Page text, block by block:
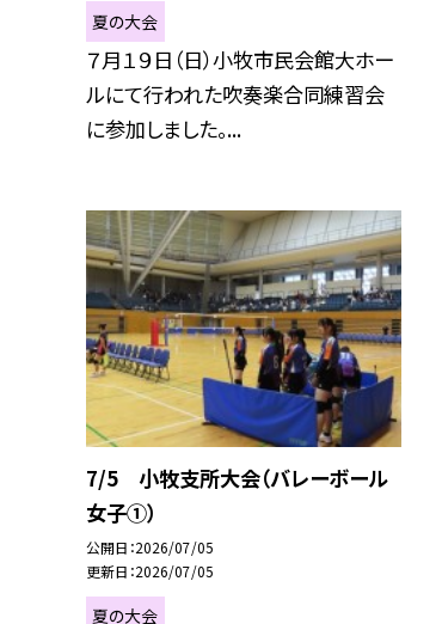
夏の大会
７月１９日（日）小牧市民会館大ホー
ルにて行われた吹奏楽合同練習会
に参加しました。...
7/5 小牧支所大会（バレーボール
女子①）
公開日 2026/07/05
更新日 2026/07/05
夏の大会